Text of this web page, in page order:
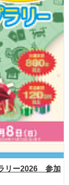
リー2026 参加